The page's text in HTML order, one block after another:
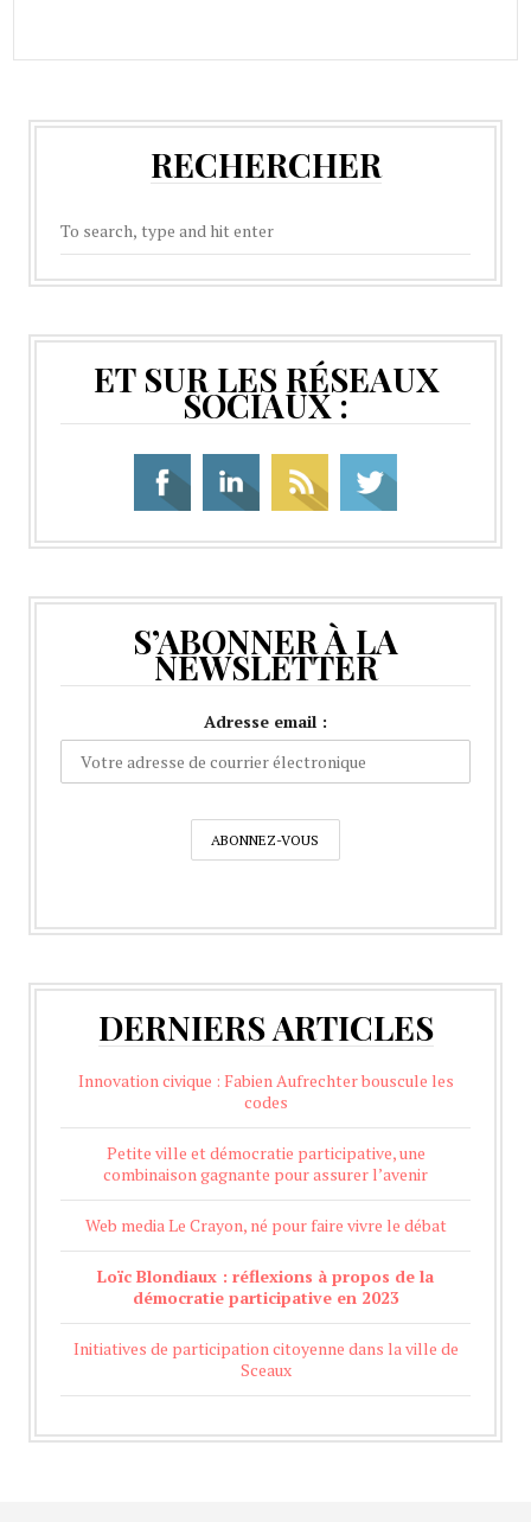
RECHERCHER
ET SUR LES RÉSEAUX
SOCIAUX :
S’ABONNER À LA
NEWSLETTER
Adresse email :
DERNIERS ARTICLES
Innovation civique : Fabien Aufrechter bouscule les
codes
Petite ville et démocratie participative, une
combinaison gagnante pour assurer l’avenir
Web media Le Crayon, né pour faire vivre le débat
Loïc Blondiaux : réflexions à propos de la
démocratie participative en 2023
Initiatives de participation citoyenne dans la ville de
Sceaux